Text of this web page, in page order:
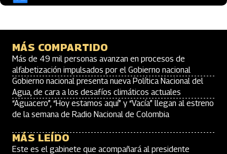
MÁS COMPARTIDO
Más de 49 mil personas avanzan en procesos de
alfabetización impulsados por el Gobierno nacional
Gobierno nacional presenta nueva Política Nacional del
Agua, de cara a los desafíos climáticos actuales
“Aguacero”, “Hoy estamos aquí” y “Vacía” llegan al estreno
de la semana de Radio Nacional de Colombia
MÁS LEÍDO
Este es el gabinete que acompañará al presidente